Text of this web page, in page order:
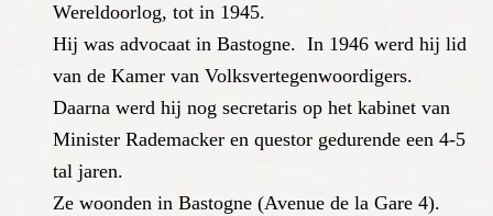
Wereld­oorlog, tot in 1945.
Hij was advocaat in Bastogne. In 1946 werd hij lid
van de Kamer van Volks­verte­gen­woordigers.
Daarna werd hij nog secretaris op het kabinet van
Minister Rademacker en questor gedurende een 4-5
tal jaren.
Ze woonden in Bastogne (Avenue de la Gare 4).